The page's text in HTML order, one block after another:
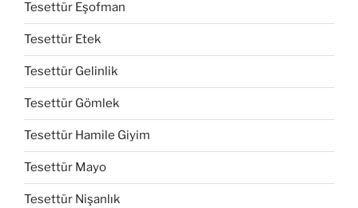
Tesettür Eşofman
Tesettür Etek
Tesettür Gelinlik
Tesettür Gömlek
Tesettür Hamile Giyim
Tesettür Mayo
Tesettür Nişanlık